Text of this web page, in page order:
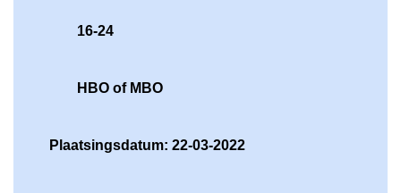
16-24
HBO of MBO
Plaatsingsdatum: 22-03-2022